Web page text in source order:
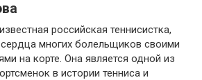
российская теннисистка,
многих болельщиков своими
на корте. Она является одной из
в истории тенниса и